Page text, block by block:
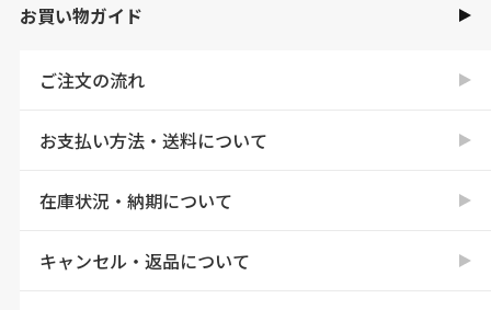
お買い物ガイド
ご注文の流れ
お支払い方法・送料について
在庫状況・納期について
キャンセル・返品について